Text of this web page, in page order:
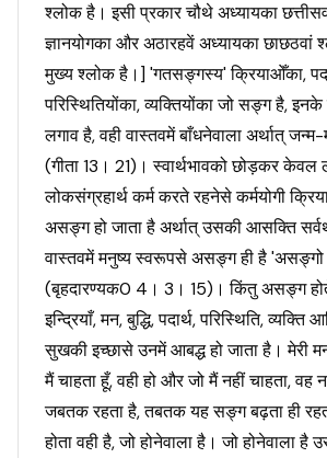
श्लोक है। इसी प्रकार चौथे अध्यायका
ज्ञानयोगका और अठारहवें अध्यायका छाछठवां
मुख्य श्लोक है।] 'गतसङ्गस्य' क्रियाओँका,
परिस्थितियोंका, व्यक्तियोंका जो सङ्ग है,
लगाव है, वही वास्तवमें बाँधनेवाला अर्थात्
(गीता 13। 21)। स्वार्थभावको छोड़कर केवल
लोकसंग्रहार्थ कर्म करते रहनेसे कर्मयोगी
असङ्ग हो जाता है अर्थात् उसकी आसक्ति
वास्तवमें मनुष्य स्वरूपसे असङ्ग ही है 'असङ्गो
(बृहदारण्यक0 4। 3। 15)। किंतु असङ्ग होते
इन्द्रियाँ, मन, बुद्धि, पदार्थ, परिस्थिति,
सुखकी इच्छासे उनमें आबद्ध हो जाता है। मेरी
मैं चाहता हूँ, वही हो और जो मैं नहीं चाहता, वह
जबतक रहता है, तबतक यह सङ्ग बढ़ता ही
होता वही है, जो होनेवाला है। जो होनेवाला है